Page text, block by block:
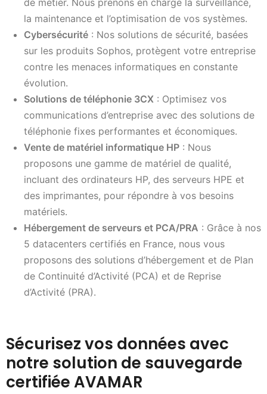
la maintenance et l’optimisation de vos systèmes.
Cybersécurité : Nos solutions de sécurité, basées
sur les produits Sophos, protègent votre entreprise
contre les menaces informatiques en constante
évolution.
Solutions de téléphonie 3CX : Optimisez vos
communications d’entreprise avec des solutions de
téléphonie fixes performantes et économiques.
Vente de matériel informatique HP : Nous
proposons une gamme de matériel de qualité,
incluant des ordinateurs HP, des serveurs HPE et
des imprimantes, pour répondre à vos besoins
matériels.
Hébergement de serveurs et PCA/PRA : Grâce à nos
5 datacenters certifiés en France, nous vous
proposons des solutions d’hébergement et de Plan
de Continuité d’Activité (PCA) et de Reprise
d’Activité (PRA).
Sécurisez vos données avec
notre solution de sauvegarde
certifiée AVAMAR